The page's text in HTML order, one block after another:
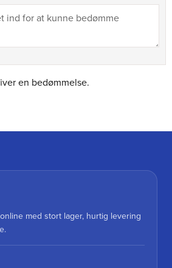
en bedømmelse.
med stort lager, hurtig levering